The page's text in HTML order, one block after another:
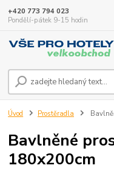
+420 773 794 023
Pondělí-pátek 9-15 hodin
Úvod Prostěradla
Bavlněné
180x200cm